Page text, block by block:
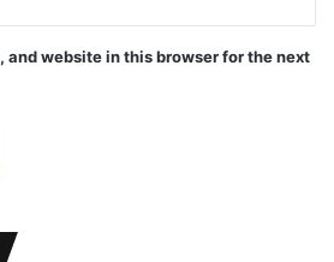
and website in this browser for the next